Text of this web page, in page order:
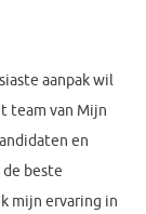
aanpak wil
team van Mijn
en
beste
mijn ervaring in